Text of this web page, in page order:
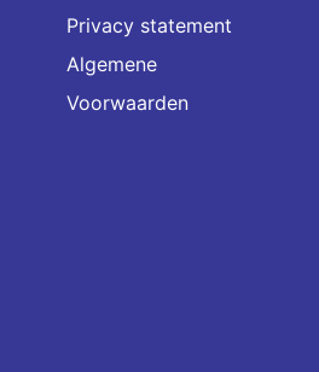
Privacy statement
Algemene
Voorwaarden